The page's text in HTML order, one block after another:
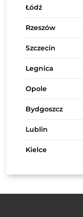
Łódź
Rzeszów
Szczecin
Legnica
Opole
Bydgoszcz
Lublin
Kielce